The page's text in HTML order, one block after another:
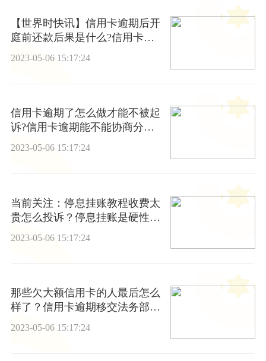
【世界时快讯】信用卡逾期后开
庭前还款后果是什么?信用卡逾
期被起诉会怎么判呢?
2023-05-06 15:17:24
信用卡逾期了怎么做才能不被起
诉?信用卡逾期能不能协商分期
还款?
2023-05-06 15:17:24
当前关注：停息挂账教程收费太
贵怎么投诉？停息挂账是硬性规
2023-05-06 15:17:24
那些欠大额信用卡的人最后怎么
样了？信用卡逾期移交法务部多
久会起诉？
2023-05-06 15:17:24